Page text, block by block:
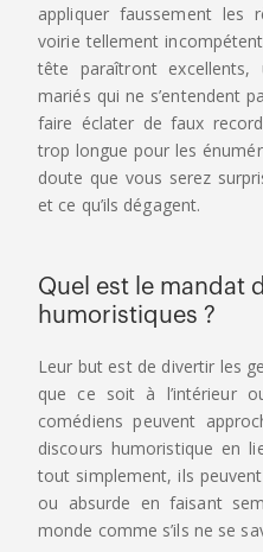
appliquer faussement les
voirie tellement
tête paraîtront
mariés qui ne s’entendent
faire éclater de faux
trop longue pour les
doute que vous serez
et ce qu’ils dégagent.
Quel est le mandat
humoristiques ?
Leur but est de divertir les
que ce soit à l’intérieur
comédiens peuvent
discours humoristique en
tout simplement, ils
ou absurde en faisant
monde comme s’ils ne se